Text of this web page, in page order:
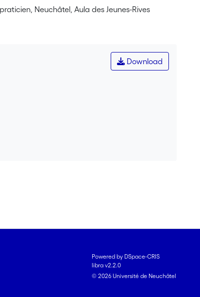
Neuchâtel, Aula des Jeunes-Rives
Download
Powered by DSpace-CRIS
libra v2.2.0
© 2026 Université de Neuchâtel